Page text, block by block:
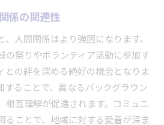
する人間関係の悩み
がもたらす安心感
ドバイスの重要性
けた具体的な方法
を目的とした支援制度
を守る相談の仕組み
係の関連性
人間関係はより強固になります。
の祭りやボランティア活動に参加す
との絆を深める絶好の機会となりま
することで、異なるバックグラウン
相互理解が促進されます。コミュニ
ることで、地域に対する愛着が深ま